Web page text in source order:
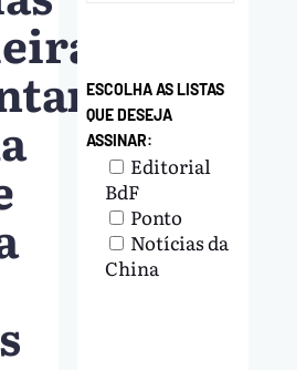
ESCOLHA AS LISTAS
QUE DESEJA
ASSINAR:
Editorial
BdF
Ponto
Notícias da
China